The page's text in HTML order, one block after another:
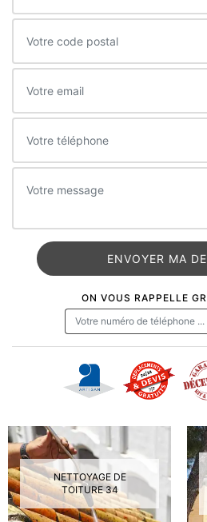
ON VOUS RAPPELLE
NETTOYAGE DE
TOITURE 34